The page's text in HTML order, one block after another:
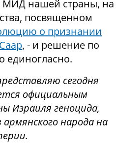
МИД нашей страны, на
посвященном
о признании
, - и решение по
единогласно.
сегодня
официальным
Израиля геноцида,
народа на